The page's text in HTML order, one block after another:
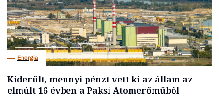
Energia
Kiderült, mennyi pénzt vett ki az állam az
elmúlt 16 évben a Paksi Atomerőműből